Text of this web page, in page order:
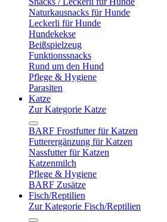
Naturkausnacks für Hunde
Leckerli für Hunde
Hundekekse
Beißspielzeug
Funktionssnacks
Rund um den Hund
Pflege & Hygiene
Parasiten
Katze
Zur Kategorie Katze
BARF Frostfutter für Katzen
Futterergänzung für Katzen
Nassfutter für Katzen
Katzenmilch
Pflege & Hygiene
BARF Zusätze
Fisch/Reptilien
Zur Kategorie Fisch/Reptilien